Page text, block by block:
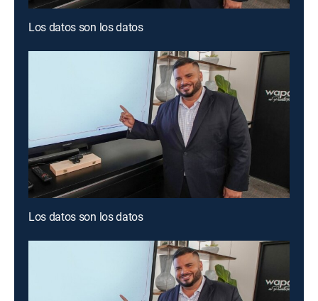
Los datos son los datos
Los datos son los datos